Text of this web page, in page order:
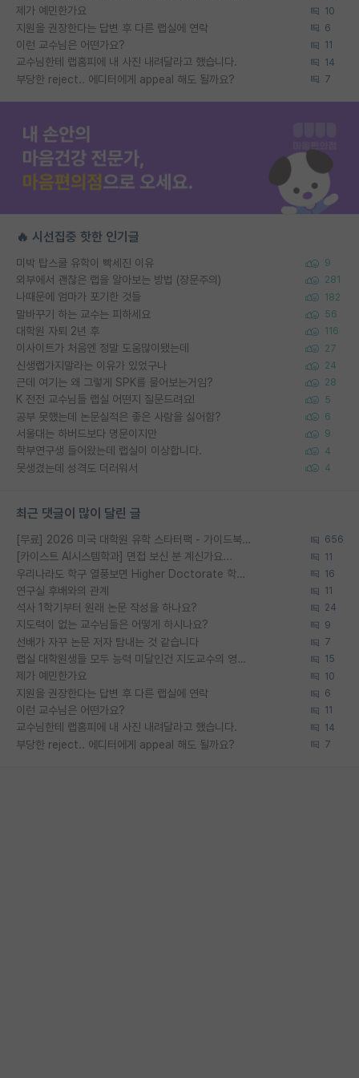
제가 예민한가요 10
지원을 권장한다는 답변 후 다른 랩실에 연락 6
이런 교수님은 어떤가요? 11
교수님한테 랩홈피에 내 사진 내려달라고 했습니다. 14
부당한 reject.. 에디터에게 appeal 해도 될까요? 7
🔥 시선집중 핫한 인기글
미박 탑스쿨 유학이 빡세진 이유 9
외부에서 괜찮은 랩을 알아보는 방법 (장문주의) 281
나때문에 엄마가 포기한 것들 182
말바꾸기 하는 교수는 피하세요 56
대학원 자퇴 2년 후 116
이사이트가 처음엔 정말 도움많이됐는데 27
신생랩가지말라는 이유가 있었구나 24
근데 여기는 왜 그렇게 SPK를 물어보는거임? 28
K 전전 교수님들 랩실 어떤지 질문드려요! 5
공부 못했는데 논문실적은 좋은 사람을 싫어함? 6
서울대는 하버드보다 명문이지만 9
학부연구생 들어왔는데 랩실이 이상합니다. 4
못생겼는데 성격도 더러워서 4
최근 댓글이 많이 달린 글
[무료] 2026 미국 대학원 유학 스타터팩 - 가이드북 & 합격자 컨택메일 템플릿 656
[카이스트 AI시스템학과] 면접 보신 분 계신가요... 11
우리나라도 학구 열풍보면 Higher Doctorate 학위가 필요하다고 봅니다. 16
연구실 후배와의 관계 11
석사 1학기부터 원래 논문 작성을 하나요? 24
지도력이 없는 교수님들은 어떻게 하시나요? 9
선배가 자꾸 논문 저자 탐내는 것 같습니다 7
랩실 대학원생들 모두 능력 미달인건 지도교수의 영향 아닌가? 15
제가 예민한가요 10
지원을 권장한다는 답변 후 다른 랩실에 연락 6
이런 교수님은 어떤가요? 11
교수님한테 랩홈피에 내 사진 내려달라고 했습니다. 14
부당한 reject.. 에디터에게 appeal 해도 될까요? 7